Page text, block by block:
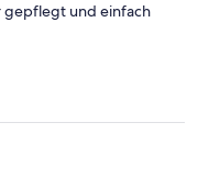
gepflegt und einfach